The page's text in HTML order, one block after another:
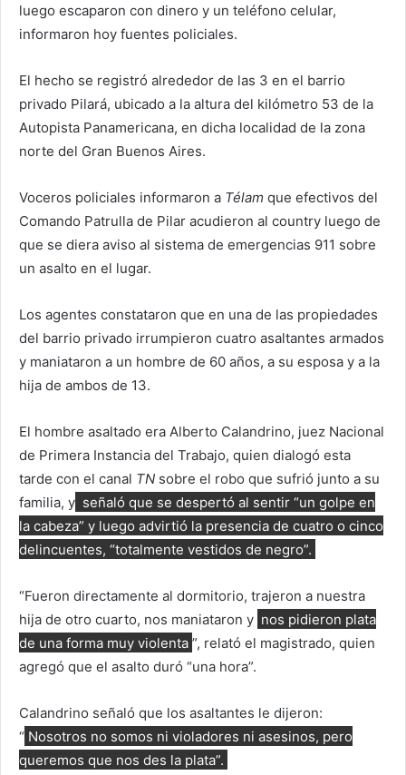
luego escaparon con dinero y un teléfono celular,
informaron hoy fuentes policiales.
El hecho se registró alrededor de las 3 en el barrio
privado Pilará, ubicado a la altura del kilómetro 53 de la
Autopista Panamericana, en dicha localidad de la zona
norte del Gran Buenos Aires.
Voceros policiales informaron a Télam que efectivos del
Comando Patrulla de Pilar acudieron al country luego de
que se diera aviso al sistema de emergencias 911 sobre
un asalto en el lugar.
Los agentes constataron que en una de las propiedades
del barrio privado irrumpieron cuatro asaltantes armados
y maniataron a un hombre de 60 años, a su esposa y a la
hija de ambos de 13.
El hombre asaltado era Alberto Calandrino, juez Nacional
de Primera Instancia del Trabajo, quien dialogó esta
tarde con el canal TN sobre el robo que sufrió junto a su
familia, y señaló que se despertó al sentir “un golpe en
la cabeza” y luego advirtió la presencia de cuatro o cinco
delincuentes, “totalmente vestidos de negro”.
“Fueron directamente al dormitorio, trajeron a nuestra
hija de otro cuarto, nos maniataron y nos pidieron plata
de una forma muy violenta ”, relató el magistrado, quien
agregó que el asalto duró “una hora”.
Calandrino señaló que los asaltantes le dijeron:
“ Nosotros no somos ni violadores ni asesinos, pero
queremos que nos des la plata”.